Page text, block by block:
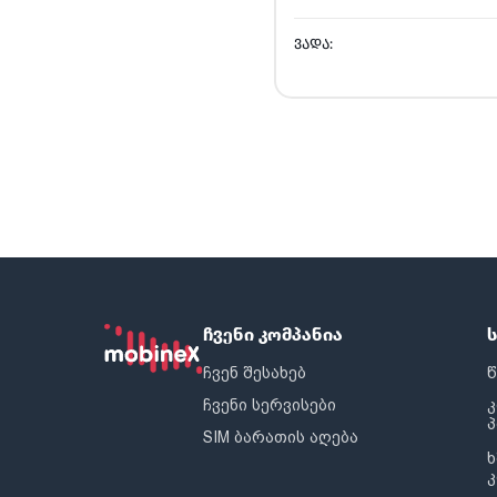
ᲕᲐᲓᲐ:
ჩვენი კომპანია
ჩვენ შესახებ
ჩვენი სერვისები
SIM ბარათის აღება